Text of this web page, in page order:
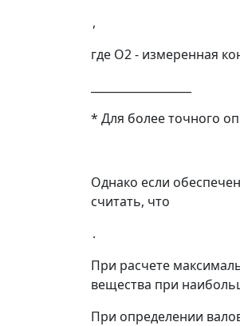
,
где О2- измеренная
* Для более точного
Однако если
считать, что
.
При расчете
вещества при
При определении